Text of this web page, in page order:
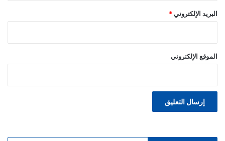
البريد الإلكتروني *
الموقع الإلكتروني